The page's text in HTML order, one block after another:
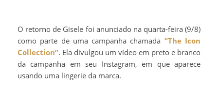
O retorno de Gisele foi anunciado na quarta-feira (9/8)
como parte de uma campanha chamada “The Icon
Collection”. Ela divulgou um vídeo em preto e branco
da campanha em seu Instagram, em que aparece
usando uma lingerie da marca.